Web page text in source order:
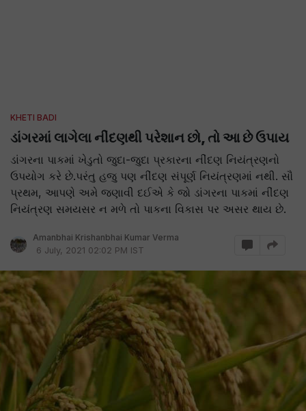
KHETI BADI
ડાંગરમાં લાગેલા નીંદણથી પરેશાન છો, તો આ છે ઉપાય
ડાંગરના પાકમાં ખેડુતો જુદા-જુદા પ્રકારના નીંદણ નિયંત્રણનો
ઉપયોગ કરે છે.પરંતુ હજુ પણ નીંદણ સંપૂર્ણ નિયંત્રણમાં નથી. સૌ
પ્રથમ, આપણે અમે જણાવી દઈએ કે જો ડાંગરના પાકમાં નીંદણ
નિયંત્રણ સમયસર ન મળે તો પાકના વિકાસ પર અસર થાય છે.
Amanbhai Krishanbhai Kumar Verma
6 July, 2021 02:02 PM IST